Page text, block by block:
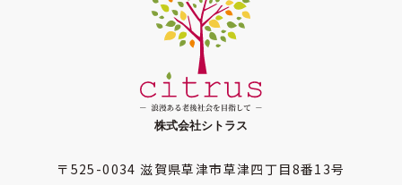
〒525-0034滋賀県草津市草津四丁目8番13号